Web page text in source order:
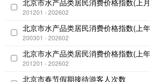
北京市水产品类居民消费价格指数(上
201201 - 202602
北京市水产品类居民消费价格指数(上
200301 - 202602
北京市水产品类居民消费价格指数(上
201201 - 202602
北京市春节假期接待游客人次数